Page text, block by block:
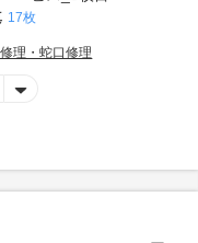
17枚
理・蛇口修理